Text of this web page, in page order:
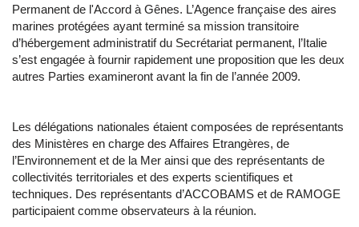
Permanent de l'Accord à Gênes. L’Agence française des aires
marines protégées ayant terminé sa mission transitoire
d’hébergement administratif du Secrétariat permanent, l’Italie
s’est engagée à fournir rapidement une proposition que les deux
autres Parties examineront avant la fin de l’année 2009.
Les délégations nationales étaient composées de représentants
des Ministères en charge des Affaires Etrangères, de
l’Environnement et de la Mer ainsi que des représentants de
collectivités territoriales et des experts scientifiques et
techniques. Des représentants d’ACCOBAMS et de RAMOGE
participaient comme observateurs à la réunion.